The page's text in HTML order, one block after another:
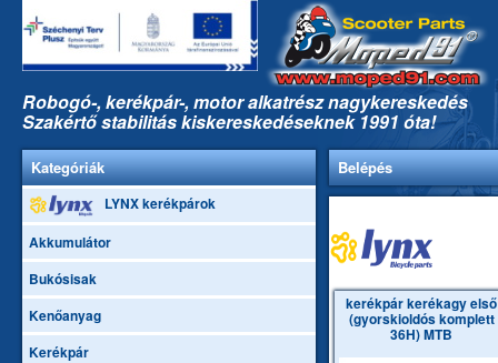
Robogó-, kerékpár-, motor alkatrész nagykereskedés
Szakértő stabilitás kiskereskedéseknek 1991 óta!
Kategóriák
LYNX kerékpárok
Akkumulátor
Bukósisak
Kenőanyag
Kerékpár
Belépés
kerékpár kerékagy első
(gyorskioldós komplett
36H) MTB